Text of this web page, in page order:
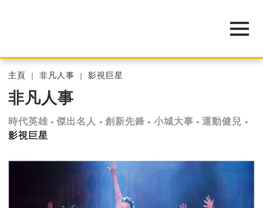
主頁 非凡人事 影視巨星
非凡人事
時代英雄 傑出名人 創新先鋒 小城大事
運動健兒
影視巨星